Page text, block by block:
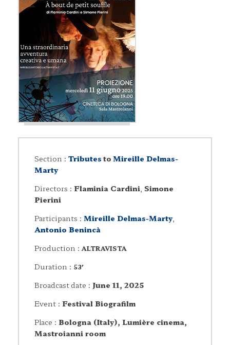
Section : Tributes to Mireille Delmas-
Marty
Directors : Flaminia Cardini, Simone
Pierini
Participants : Mireille Delmas-Marty,
Antonio Benincà
Production :ALTRAVISTA
Duration : 53′
Broadcast date : June 11, 2025
Event : Festival Biografilm
Place : Bologna (Italy), Lumière cinema,
Mastroianni room